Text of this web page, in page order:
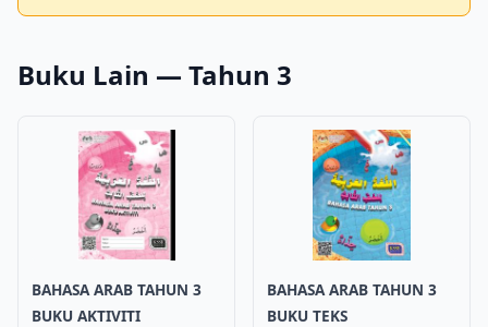
Buku Lain — Tahun 3
BAHASA ARAB TAHUN 3
BUKU AKTIVITI
BAHASA ARAB TAHUN 3
BUKU TEKS